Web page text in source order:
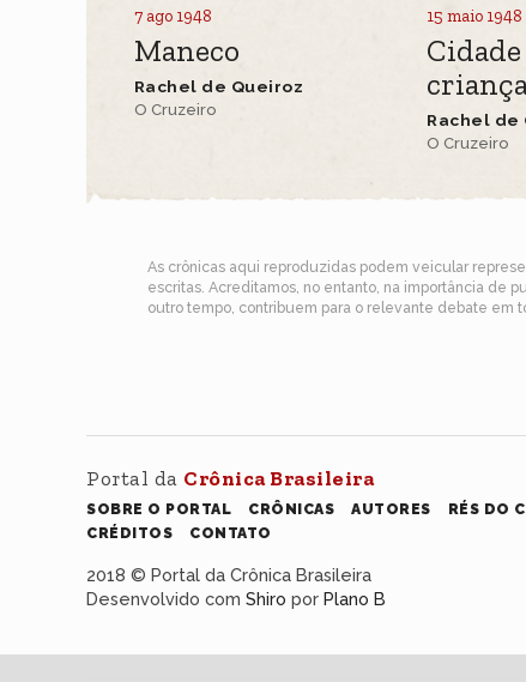
7 ago 1948
Maneco
Rachel de Queiroz
O Cruzeiro
15 maio 1948
Rachel de
O Cruzeiro
As crônicas aqui reproduzidas podem veicular
escritas. Acreditamos, no entanto, na importância de
outro tempo, contribuem para o relevante debate em
Portal da Crônica Brasileira
SOBRE O PORTAL CRÔNICAS AUTORES RÉS DO
CRÉDITOS
CONTATO
2018 © Portal da Crônica Brasileira
Desenvolvido com Shiro por Plano B